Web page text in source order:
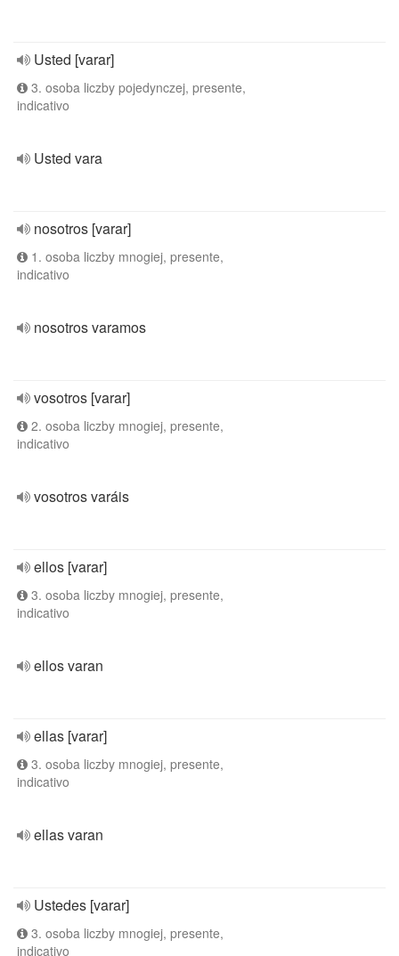
Usted [varar]
3. osoba liczby pojedynczej, presente,
indicativo
Usted vara
nosotros [varar]
1. osoba liczby mnogiej, presente,
indicativo
nosotros varamos
vosotros [varar]
2. osoba liczby mnogiej, presente,
indicativo
vosotros varáis
ellos [varar]
3. osoba liczby mnogiej, presente,
indicativo
ellos varan
ellas [varar]
3. osoba liczby mnogiej, presente,
indicativo
ellas varan
Ustedes [varar]
3. osoba liczby mnogiej, presente,
indicativo